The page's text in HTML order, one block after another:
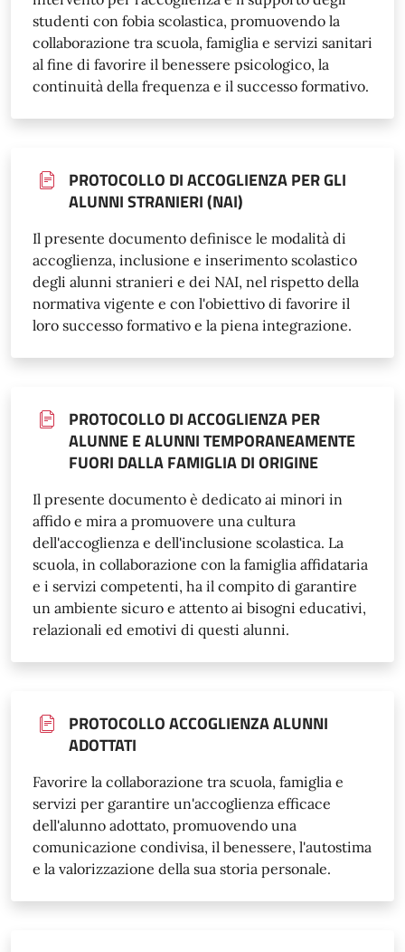
studenti con fobia scolastica, promuovendo la
collaborazione tra scuola, famiglia e servizi sanitari
al fine di favorire il benessere psicologico, la
continuità della frequenza e il successo formativo.
PROTOCOLLO DI ACCOGLIENZA PER GLI
ALUNNI STRANIERI (NAI)
Il presente documento definisce le modalità di
accoglienza, inclusione e inserimento scolastico
degli alunni stranieri e dei NAI, nel rispetto della
normativa vigente e con l'obiettivo di favorire il
loro successo formativo e la piena integrazione.
PROTOCOLLO DI ACCOGLIENZA PER
ALUNNE E ALUNNI TEMPORANEAMENTE
FUORI DALLA FAMIGLIA DI ORIGINE
Il presente documento è dedicato ai minori in
affido e mira a promuovere una cultura
dell'accoglienza e dell'inclusione scolastica. La
scuola, in collaborazione con la famiglia affidataria
e i servizi competenti, ha il compito di garantire
un ambiente sicuro e attento ai bisogni educativi,
relazionali ed emotivi di questi alunni.
PROTOCOLLO ACCOGLIENZA ALUNNI
ADOTTATI
Favorire la collaborazione tra scuola, famiglia e
servizi per garantire un'accoglienza efficace
dell'alunno adottato, promuovendo una
comunicazione condivisa, il benessere, l'autostima
e la valorizzazione della sua storia personale.